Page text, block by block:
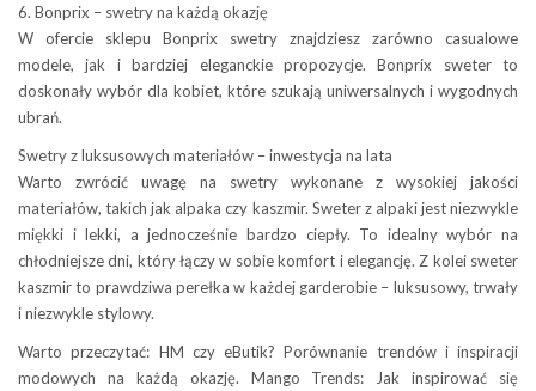
6. Bonprix – swetry na każdą okazję
W ofercie sklepu Bonprix swetry znajdziesz zarówno casualowe
modele, jak i bardziej eleganckie propozycje. Bonprix sweter to
doskonały wybór dla kobiet, które szukają uniwersalnych i wygodnych
ubrań.
Swetry z luksusowych materiałów – inwestycja na lata
Warto zwrócić uwagę na swetry wykonane z wysokiej jakości
materiałów, takich jak alpaka czy kaszmir. Sweter z alpaki jest niezwykle
miękki i lekki, a jednocześnie bardzo ciepły. To idealny wybór na
chłodniejsze dni, który łączy w sobie komfort i elegancję. Z kolei sweter
kaszmir to prawdziwa perełka w każdej garderobie – luksusowy, trwały
i niezwykle stylowy.
Warto przeczytać: HM czy eButik? Porównanie trendów i inspiracji
modowych na każdą okazję. Mango Trends: Jak inspirować się